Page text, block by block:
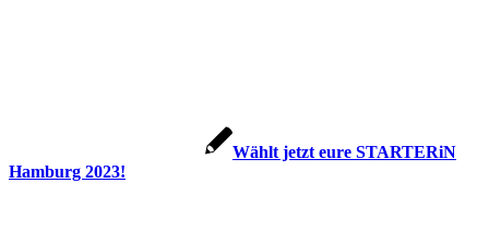
Wählt jetzt eure STARTERiN
Hamburg 2023!